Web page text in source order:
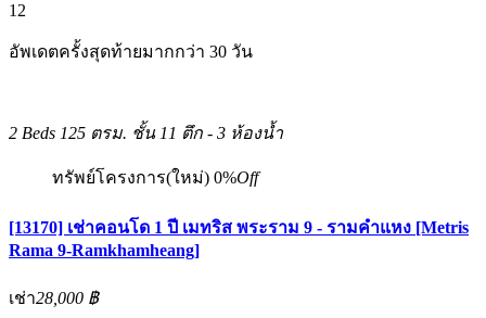
12
อัพเดตครั้งสุดท้ายมากกว่า 30 วัน
2 Beds 125 ตรม. ชั้น 11 ตึก - 3 ห้องน้ำ
ทรัพย์โครงการ(ใหม่) 0%Off
[13170] เช่าคอนโด 1 ปี เมทริส พระราม 9 - รามคำแหง [Metris
Rama 9-Ramkhamheang]
เช่า28,000 ฿